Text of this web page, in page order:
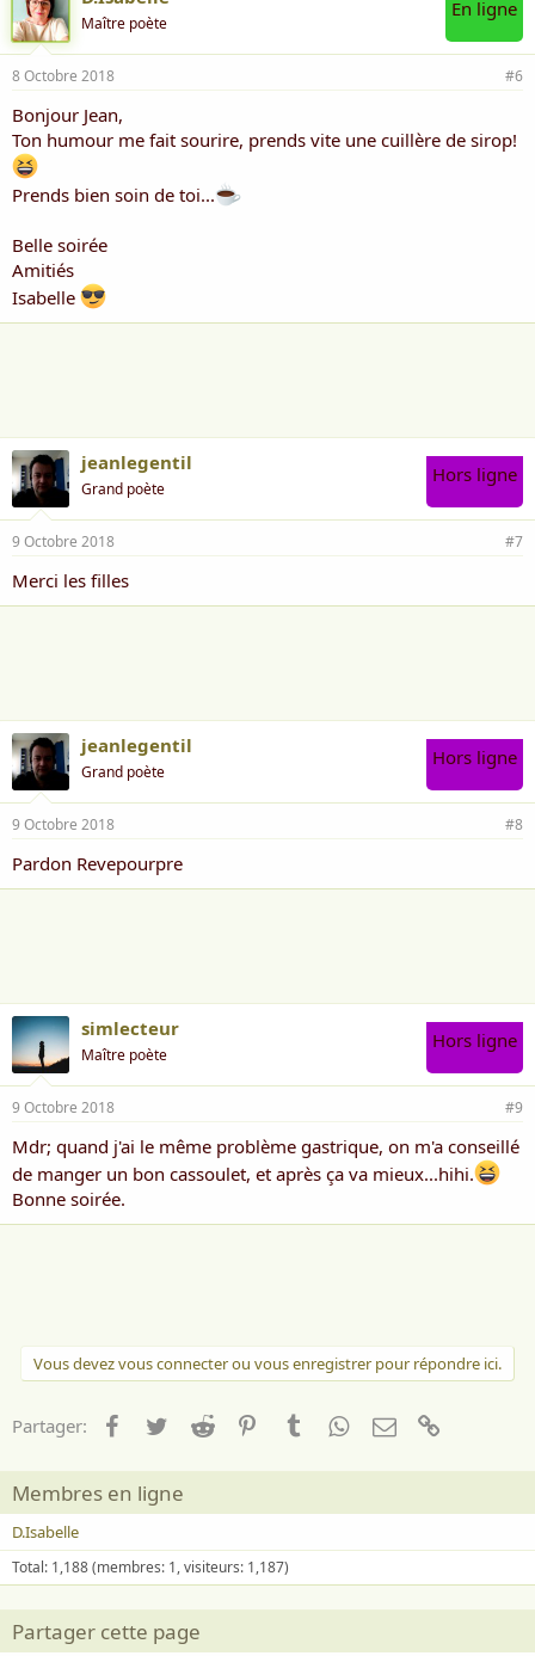
Maître poète
En ligne
8 Octobre 2018 #6
Bonjour Jean,
Ton humour me fait sourire, prends vite une cuillère de sirop!
Prends bien soin de toi...
Belle soirée
Amitiés
Isabelle
jeanlegentil
Grand poète
Hors ligne
9 Octobre 2018 #7
Merci les filles
jeanlegentil
Grand poète
Hors ligne
9 Octobre 2018 #8
Pardon Revepourpre
simlecteur
Maître poète
Hors ligne
9 Octobre 2018 #9
Mdr; quand j'ai le même problème gastrique, on m'a conseillé
de manger un bon cassoulet, et après ça va mieux...hihi.
Bonne soirée.
Vous devez vous connecter ou vous enregistrer pour répondre ici.
Partager: Facebook
TwitterReddit PinterestTumblrWhatsApp
Email
Membres en ligne
D.Isabelle
Total: 1,188 (membres: 1, visiteurs: 1,187)
Partager cette page